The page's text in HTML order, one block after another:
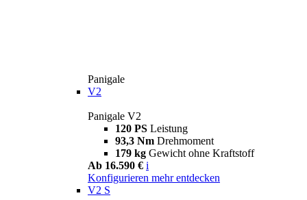
Panigale
V2
Panigale V2
120 PS Leistung
93,3 Nm Drehmoment
179 kg Gewicht ohne Kraftstoff
Ab 16.590 € i
Konfigurieren mehr entdecken
V2 S